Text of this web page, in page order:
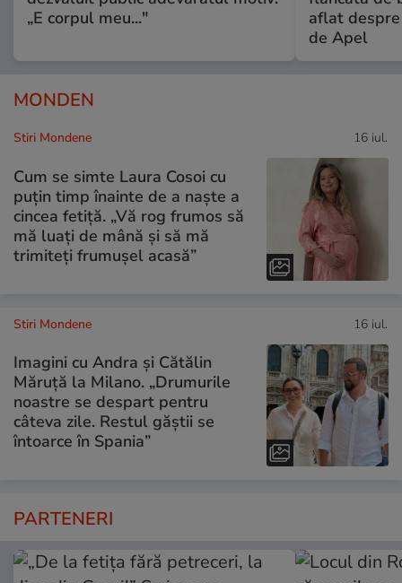
„E corpul meu..."
aflat
de Apel
MONDEN
Stiri Mondene 16 iul.
Cum se simte Laura Cosoi cu
puțin timp înainte de a naște a
cincea fetiță. „Vă rog frumos să
mă luați de mână și să mă
trimiteți frumușel acasă”
Stiri Mondene 16 iul.
Imagini cu Andra și Cătălin
Măruță la Milano. „Drumurile
noastre se despart pentru
câteva zile. Restul găștii se
întoarce în Spania”
PARTENERI